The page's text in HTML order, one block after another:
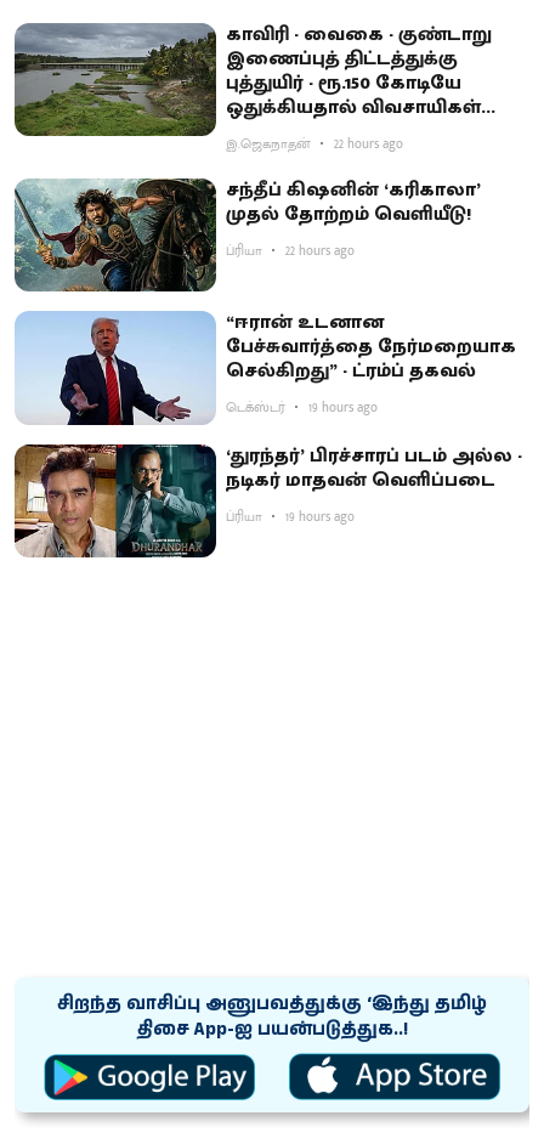
காவிரி - வைகை - குண்டாறு
இணைப்புத் திட்டத்துக்கு
புத்துயிர் - ரூ.150 கோடியே
ஒதுக்கியதால் விவசாயிகள்
ஏமாற்றம்
இ.ஜெகநாதன் 22 hours ago
சந்தீப் கிஷனின் ‘கரிகாலா’
முதல் தோற்றம் வெளியீடு!
ப்ரியா 22 hours ago
“ஈரான் உடனான
பேச்சுவார்த்தை நேர்மறையாக
செல்கிறது” - ட்ரம்ப் தகவல்
டெக்ஸ்டர் 19 hours ago
‘துரந்தர்’ பிரச்சாரப் படம் அல்ல -
நடிகர் மாதவன் வெளிப்படை
ப்ரியா 19 hours ago
சிறந்த வாசிப்பு அனுபவத்துக்கு ‘இந்து தமிழ்
திசை App-ஐ பயன்படுத்துக..!